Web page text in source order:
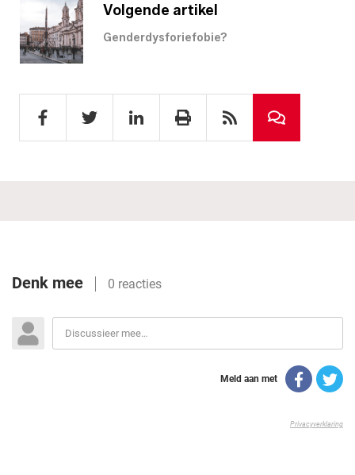
Volgende artikel
Genderdysforiefobie?